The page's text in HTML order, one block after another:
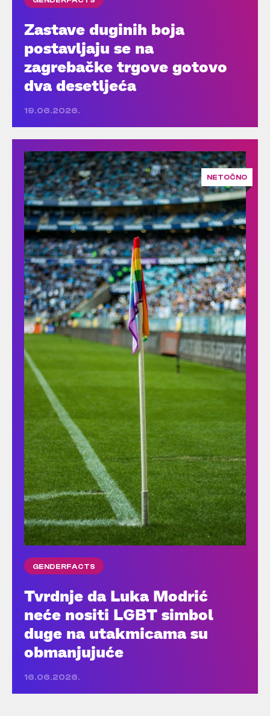
Zastave duginih boja
postavljaju se na
zagrebačke trgove gotovo
dva desetljeća
19.06.2026.
NETOČNO
GENDERFACTS
Tvrdnje da Luka Modrić
neće nositi LGBT simbol
duge na utakmicama su
obmanjujuće
16.06.2026.